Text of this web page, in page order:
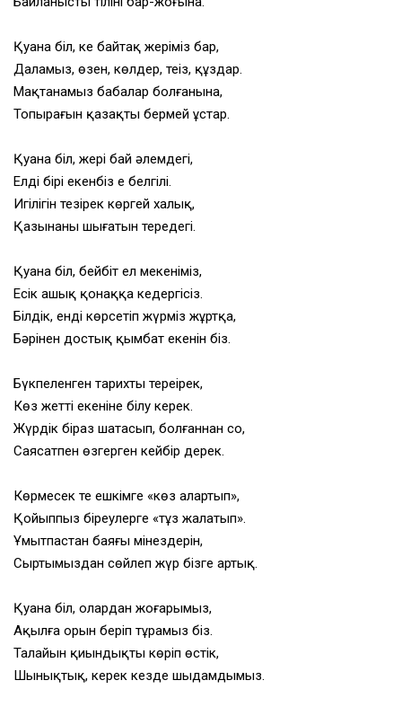
Қуана біл, кең байтақ жеріміз бар,
Даламыз, өзен, көлдер, теңіз, құздар.
Мақтанамыз бабалар болғанына,
Топырағын қазақтың бермей ұстар.
Қуана біл, жері бай әлемдегі,
Елдің бірі екенбіз ең белгілі.
Игілігін тезірек көргей халық,
Қазынаның шығатын тереңдегі.
Қуана біл, бейбіт ел мекеніміз,
Есік ашық қонаққа кедергісіз.
Білдік, енді көрсетіп жүрміз жұртқа,
Бәрінен достық қымбат екенін біз.
Бүкпеленген тарихты тереңірек,
Көз жетті екеніне білу керек.
Жүрдік біраз шатасып, болғаннан соң,
Саясатпен өзгерген кейбір дерек.
Көрмесек те ешкімге «көз алартып»,
Қойыппыз біреулерге «тұз жалатып».
Ұмытпастан баяғы мінездерін,
Сыртымыздан сөйлеп жүр бізге артық.
Қуана біл, олардан жоғарымыз,
Ақылға орын беріп тұрамыз біз.
Талайын қиындықтың көріп өстік,
Шынықтық, керек кезде шыдамдымыз.